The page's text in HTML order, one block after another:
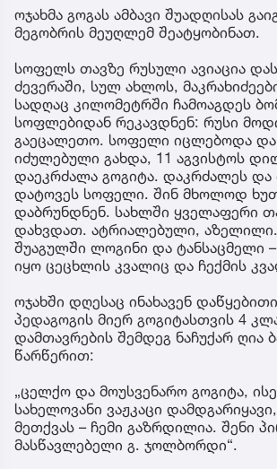
ოჯახმა გოგას ამბავი შუადღისას
მეგობრის მეუღლემ შეატყობინათ.
სოფელს თავზე რუსული ავიაცია
ძევერაში, სულ ახლოს,
სადღაც კილომეტრში ჩამოაგდეს
სოფლებიდან რეკავდნენ: რუსი
გაეცალეთო. სოფელი იცლებოდა და
იძულებული გახდა, 11 აგვისტოს
დაეკრძალა გოგიტა. დაკრძალეს და
დატოვეს სოფელი. შინ მხოლოდ
დაბრუნდნენ. სახლში ყველაფერი
დახვდათ. ატრიალებული,
შუაგულში ლოგინი და ტანსაცმელი
იყო ცეცხლის კვალიც და ჩექმის
ოჯახში დღესაც ინახავენ
პედაგოგის მიერ გოგიტასთვის 4
დამთავრების შემდეგ ნაჩუქარ ღია
წარწერით:
„ცელქო და მოუსვენარო გოგიტა,
სახელოვანი ვაჟკაცი
მეთქვას – ჩემი გაზრდილია. შენი
მასწავლებელი გ. ჯოლბორდი“.